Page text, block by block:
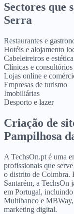
Sectores que
Serra
Restaurantes e
Hotéis e alojamento
Cabeleireiros e estética
Clínicas e consultórios
Lojas online e
Empresas de turismo
Imobiliárias
Desporto e lazer
Criação de
Pampilhosa
A TechsOn.pt é uma
profissionais que
o distrito de Coimbra.
Santarém, a TechsOn
em Portugal,
Multibanco e MBWay,
marketing digital.